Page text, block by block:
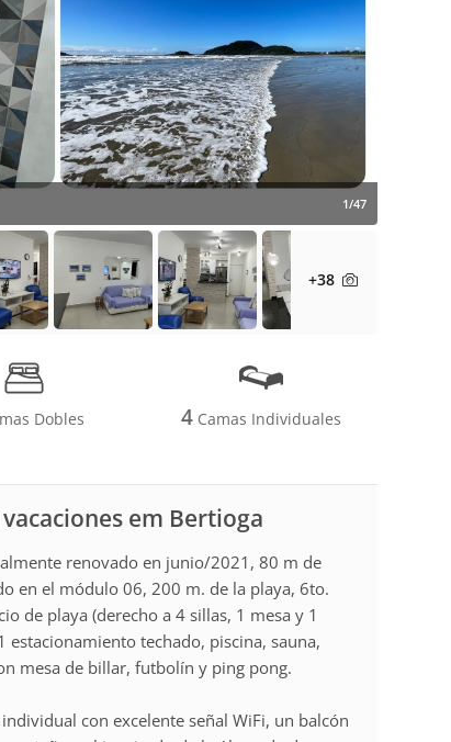
1/47
+38
Dobles 4Camas Individuales
em Bertioga
renovado en junio/2021, 80 m de
en el módulo 06, 200 m. de la playa, 6to.
de playa (derecho a 4 sillas, 1 mesa y 1
techado, piscina, sauna,
mesa de billar, futbolín y ping pong.
con excelente señal WiFi, un balcón